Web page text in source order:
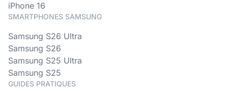
iPhone 16
SMARTPHONES SAMSUNG
Samsung S26 Ultra
Samsung S26
Samsung S25 Ultra
Samsung S25
GUIDES PRATIQUES